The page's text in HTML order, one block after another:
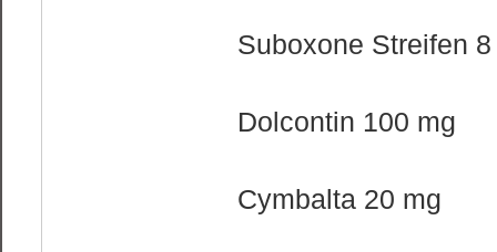
Suboxone Streifen
Dolcontin 100 mg
Cymbalta 20 mg